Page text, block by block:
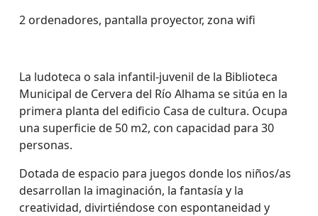
2 ordenadores, pantalla proyector, zona wifi
La ludoteca o sala infantil-juvenil de la Biblioteca
Municipal de Cervera del Río Alhama se sitúa en la
primera planta del edificio Casa de cultura. Ocupa
una superficie de 50 m2, con capacidad para 30
personas.
Dotada de espacio para juegos donde los niños/as
desarrollan la imaginación, la fantasía y la
creatividad, divirtiéndose con espontaneidad y